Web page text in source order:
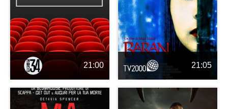
21:00 21:05